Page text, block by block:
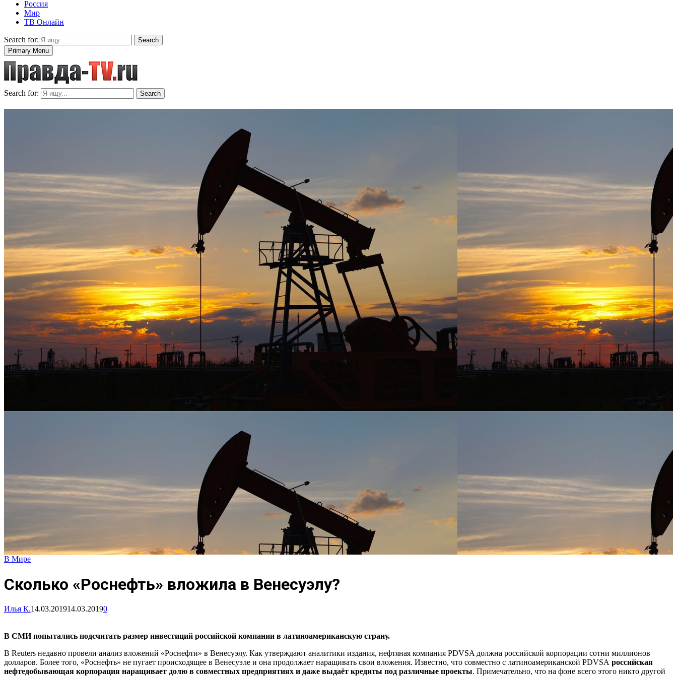
Россия
Мир
ТВ Онлайн
Search for:
Search
Primary Menu
Search for: Search
В Мире
Сколько «Роснефть» вложила в Венесуэлу?
Илья К.14.03.201914.03.20190
В СМИ попытались подсчитать размер инвестиций российской компании в латиноамериканскую страну.
В Reuters недавно провели анализ вложений «Роснефти» в Венесуэлу. Как утверждают аналитики издания, нефтяная компания PDVSA должна российской корпорации сотни миллионов
долларов. Более того, «Роснефть» не пугает происходящее в Венесуэле и она продолжает наращивать свои вложения. Известно, что совместно с латиноамериканской PDVSA российская
нефтедобывающая корпорация наращивает долю в совместных предприятиях и даже выдаёт кредиты под различные проекты. Примечательно, что на фоне всего этого никто другой